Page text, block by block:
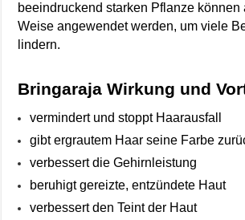
beeindruckend starken Pflanze können
Weise angewendet werden, um viele
lindern.
Bringaraja Wirkung und
vermindert und stoppt Haarausfall
gibt ergrautem Haar seine Farbe
verbessert die Gehirnleistung
beruhigt gereizte, entzündete Haut
verbessert den Teint der Haut